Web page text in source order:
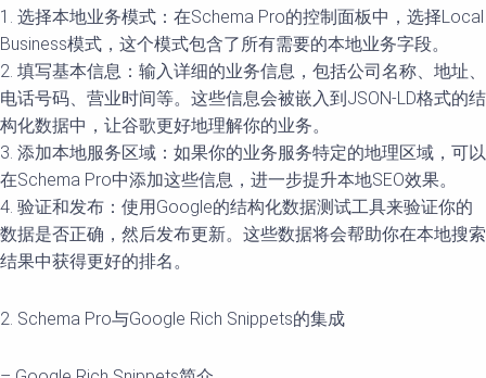
1. 选择本地业务模式：在Schema Pro的控制面板中，选择Local
Business模式，这个模式包含了所有需要的本地业务字段。
2. 填写基本信息：输入详细的业务信息，包括公司名称、地址、
电话号码、营业时间等。这些信息会被嵌入到JSON-LD格式的结
构化数据中，让谷歌更好地理解你的业务。
3. 添加本地服务区域：如果你的业务服务特定的地理区域，可以
在Schema Pro中添加这些信息，进一步提升本地SEO效果。
4. 验证和发布：使用Google的结构化数据测试工具来验证你的
数据是否正确，然后发布更新。这些数据将会帮助你在本地搜索
结果中获得更好的排名。
2. Schema Pro与Google Rich Snippets的集成